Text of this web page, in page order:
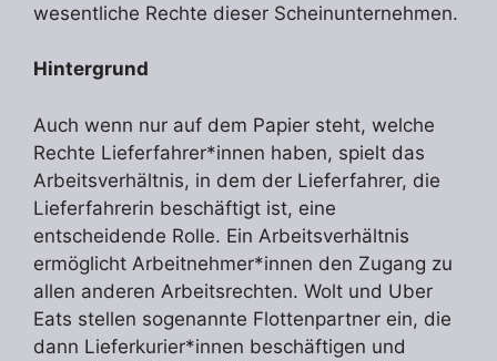
wesentliche Rechte dieser Scheinunternehmen.
Hintergrund
Auch wenn nur auf dem Papier steht, welche
Rechte Lieferfahrer*innen haben, spielt das
Arbeitsverhältnis, in dem der Lieferfahrer, die
Lieferfahrerin beschäftigt ist, eine
entscheidende Rolle. Ein Arbeitsverhältnis
ermöglicht Arbeitnehmer*innen den Zugang zu
allen anderen Arbeitsrechten. Wolt und Uber
Eats stellen sogenannte Flottenpartner ein, die
dann Lieferkurier*innen beschäftigen und